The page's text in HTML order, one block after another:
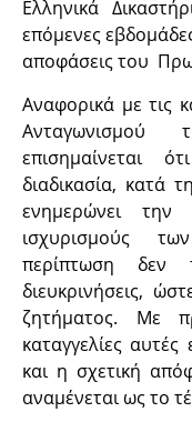
Ελληνικά
επόμενες
αποφάσεις του
Αναφορικά με τις
Ανταγωνισμού
επισημαίνεται
διαδικασία, κατά
ενημερώνει
ισχυρισμούς
περίπτωση δεν
διευκρινήσεις,
ζητήματος. Με
καταγγελίες
και η σχετική
αναμένεται ως το